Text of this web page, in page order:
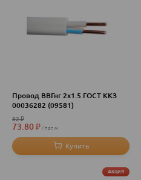
Провод ВВГнг 2х1.5 ГОСТ ККЗ
00036282 (09581)
82₽
73.80₽ пог. м
Акция